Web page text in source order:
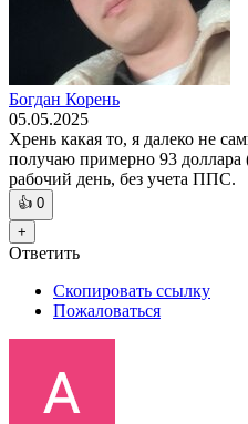
Богдан Корень
05.05.2025
Хрень какая то, я далеко не
получаю примерно 93 доллара
рабочий день, без учета ППС.
👍 0
+
Ответить
Скопировать ссылку
Пожаловаться